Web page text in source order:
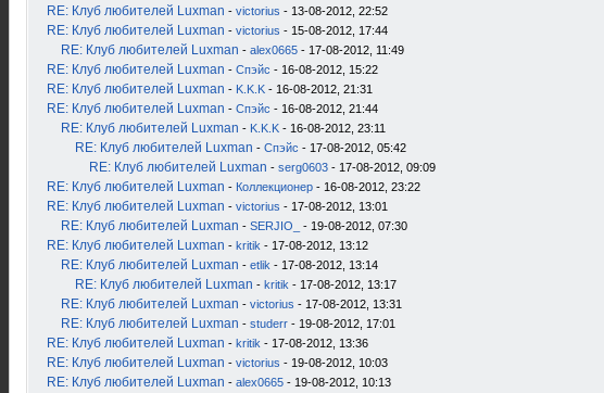
RE: Клуб любителей Luxman - victorius - 13-08-2012, 22:52
RE: Клуб любителей Luxman - victorius - 15-08-2012, 17:44
RE: Клуб любителей Luxman - alex0665 - 17-08-2012, 11:49
RE: Клуб любителей Luxman - Спэйс - 16-08-2012, 15:22
RE: Клуб любителей Luxman - K.K.K - 16-08-2012, 21:31
RE: Клуб любителей Luxman - Спэйс - 16-08-2012, 21:44
RE: Клуб любителей Luxman - K.K.K - 16-08-2012, 23:11
RE: Клуб любителей Luxman - Спэйс - 17-08-2012, 05:42
RE: Клуб любителей Luxman - serg0603 - 17-08-2012, 09:09
RE: Клуб любителей Luxman - Коллекционер - 16-08-2012, 23:22
RE: Клуб любителей Luxman - victorius - 17-08-2012, 13:01
RE: Клуб любителей Luxman - SERJIO_ - 19-08-2012, 07:30
RE: Клуб любителей Luxman - kritik - 17-08-2012, 13:12
RE: Клуб любителей Luxman - etlik - 17-08-2012, 13:14
RE: Клуб любителей Luxman - kritik - 17-08-2012, 13:17
RE: Клуб любителей Luxman - victorius - 17-08-2012, 13:31
RE: Клуб любителей Luxman - studerr - 19-08-2012, 17:01
RE: Клуб любителей Luxman - kritik - 17-08-2012, 13:36
RE: Клуб любителей Luxman - victorius - 19-08-2012, 10:03
RE: Клуб любителей Luxman - alex0665 - 19-08-2012, 10:13